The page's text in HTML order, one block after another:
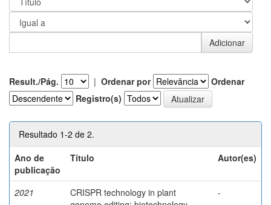
Result./Pág. | Ordenar por
Ordenar
Registro(s)
Resultado 1-2 de 2.
Ano de
publicação
Título Autor(es)
2021
CRISPR technology in plant
-